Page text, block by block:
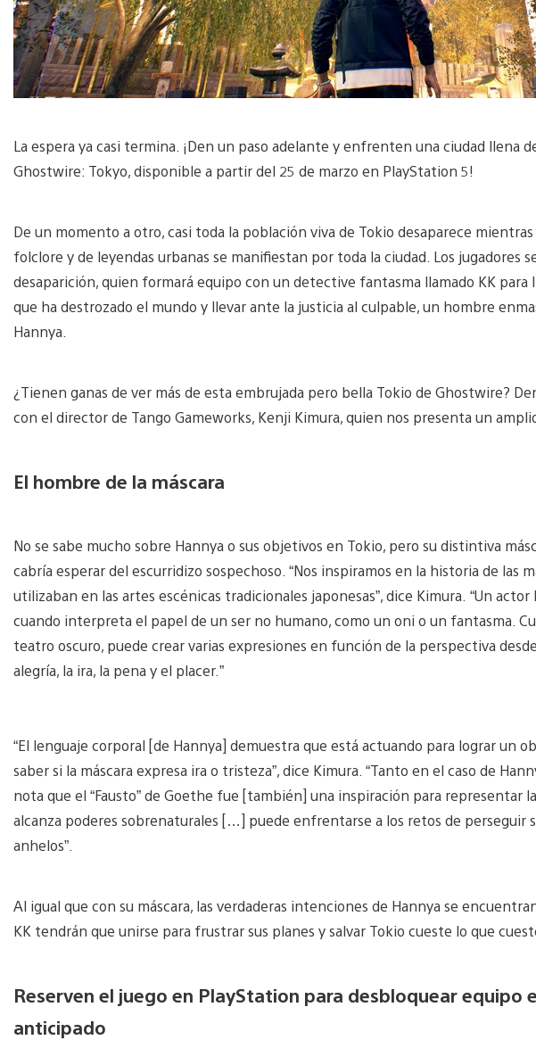
La espera ya casi termina. ¡Den un paso adelante y enfrenten una ciudad llena
Ghostwire: Tokyo, disponible a partir del 25 de marzo en PlayStation 5!
De un momento a otro, casi toda la población viva de Tokio desaparece
folclore y de leyendas urbanas se manifiestan por toda la ciudad. Los jugadores
desaparición, quien formará equipo con un detective fantasma llamado KK
que ha destrozado el mundo y llevar ante la justicia al culpable, un hombre
Hannya.
¿Tienen ganas de ver más de esta embrujada pero bella Tokio de Ghostwire?
con el director de Tango Gameworks, Kenji Kimura, quien nos presenta un
El hombre de la máscara
No se sabe mucho sobre Hannya o sus objetivos en Tokio, pero su distintiva
cabría esperar del escurridizo sospechoso. “Nos inspiramos en la historia de las
utilizaban en las artes escénicas tradicionales japonesas”, dice Kimura. “Un
cuando interpreta el papel de un ser no humano, como un oni o un fantasma.
teatro oscuro, puede crear varias expresiones en función de la perspectiva
alegría, la ira, la pena y el placer.”
“El lenguaje corporal [de Hannya] demuestra que está actuando para lograr un
saber si la máscara expresa ira o tristeza”, dice Kimura. “Tanto en el caso de
nota que el “Fausto” de Goethe fue [también] una inspiración para representar
alcanza poderes sobrenaturales […] puede enfrentarse a los retos de perseguir
anhelos”.
Al igual que con su máscara, las verdaderas intenciones de Hannya se
KK tendrán que unirse para frustrar sus planes y salvar Tokio cueste lo que
Reserven el juego en PlayStation para desbloquear equipo
anticipado